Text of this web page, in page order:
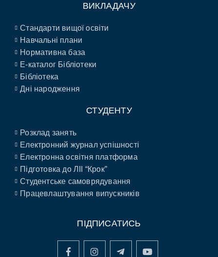
ВИКЛАДАЧУ
Стандарти вищої освіти
Навчальні плани
Нормативна база
E-каталог Бібліотеки
Бібліотека
Дні народження
СТУДЕНТУ
Розклад занять
Електронний журнал успішності
Електронна освітня платформа
Підготовка до ЛІІ “Крок”
Студентське самоврядування
Працевлаштування випускників
ПІДПИСАТИСЬ